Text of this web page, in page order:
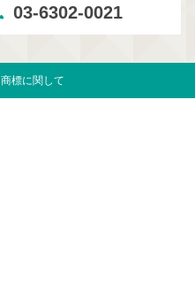
03-6302-0021
商標に関して